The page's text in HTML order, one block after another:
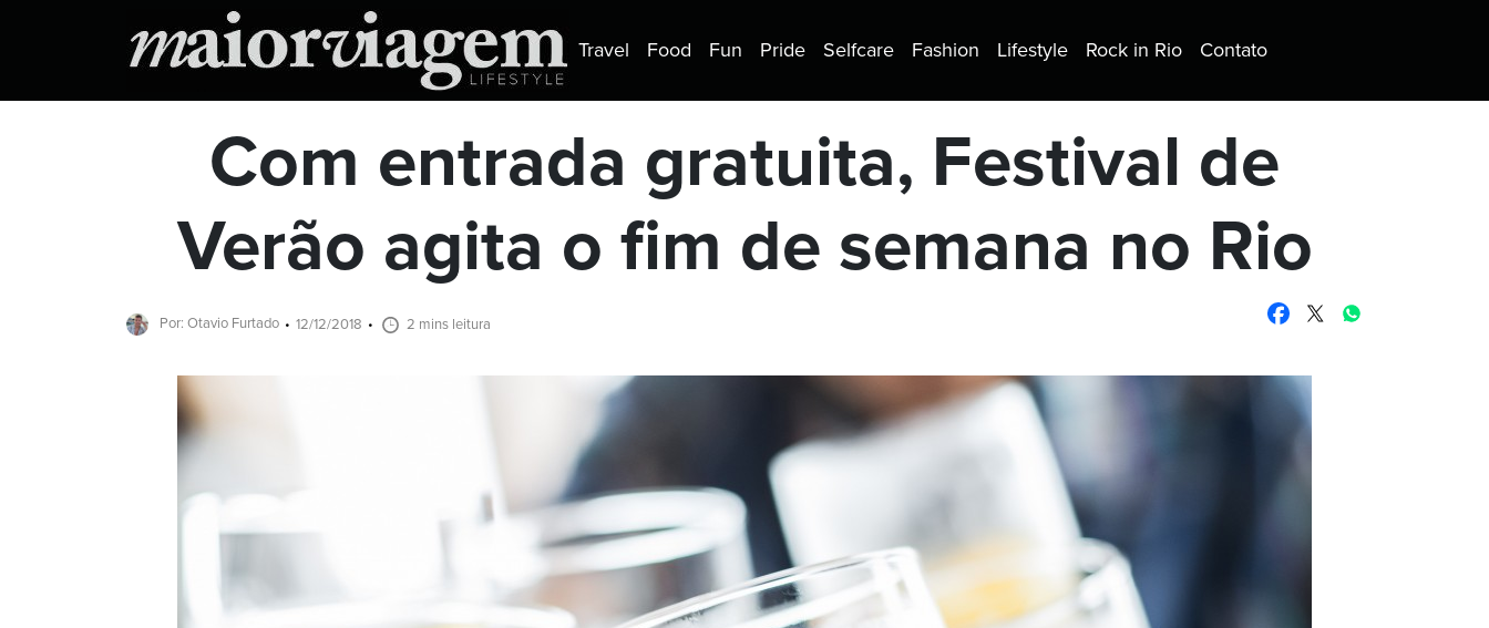
Travel Food Fun Pride Selfcare Fashion Lifestyle Rock in Rio Contato
Com entrada gratuita, Festival de
Verão agita o fim de semana no Rio
Por: Otavio Furtado 12/12/2018 2 mins leitura